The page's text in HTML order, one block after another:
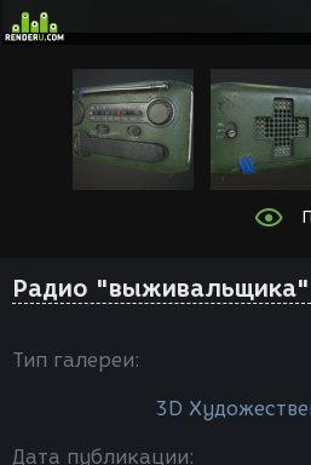
Радио
Тип галереи:
3D
Дата публикации: